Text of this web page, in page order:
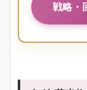
戦略・